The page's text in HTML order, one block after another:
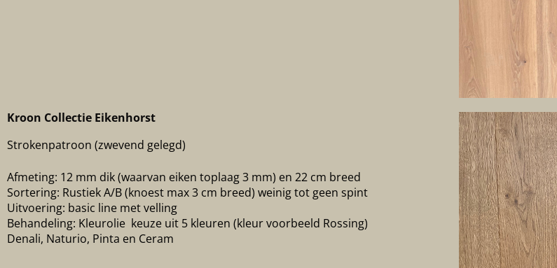
Kroon Collectie Eikenhorst
Strokenpatroon (zwevend gelegd)
Afmeting: 12 mm dik (waarvan eiken toplaag 3 mm) en 22 cm breed
Sortering: Rustiek A/B (knoest max 3 cm breed) weinig tot geen spint
Uitvoering: basic line met velling
Behandeling: Kleurolie keuze uit 5 kleuren (kleur voorbeeld Rossing)
Denali, Naturio, Pinta en Ceram